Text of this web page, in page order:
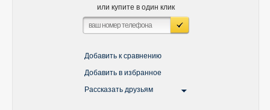
или купите в один клик
Добавить к сравнению
Добавить в избранное
Рассказать друзьям